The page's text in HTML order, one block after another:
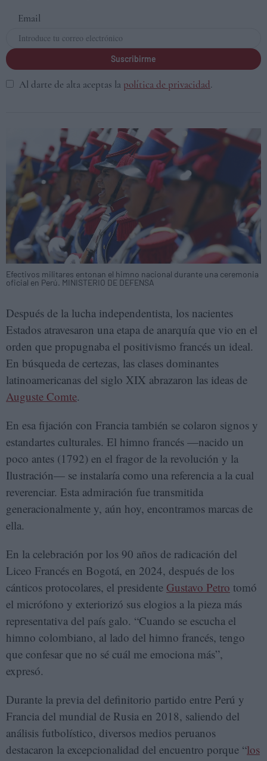
Email
Suscribirme
Al darte de alta aceptas la política de privacidad.
Efectivos militares entonan el himno nacional durante una ceremonia
oficial en Perú. MINISTERIO DE DEFENSA
Después de la lucha independentista, los nacientes
Estados atravesaron una etapa de anarquía que vio en el
orden que propugnaba el positivismo francés un ideal.
En búsqueda de certezas, las clases dominantes
latinoamericanas del siglo XIX abrazaron las ideas de
Auguste Comte.
En esa fijación con Francia también se colaron signos y
estandartes culturales. El himno francés —nacido un
poco antes (1792) en el fragor de la revolución y la
Ilustración— se instalaría como una referencia a la cual
reverenciar. Esta admiración fue transmitida
generacionalmente y, aún hoy, encontramos marcas de
ella.
En la celebración por los 90 años de radicación del
Liceo Francés en Bogotá, en 2024, después de los
cánticos protocolares, el presidente Gustavo Petro tomó
el micrófono y exteriorizó sus elogios a la pieza más
representativa del país galo. “Cuando se escucha el
himno colombiano, al lado del himno francés, tengo
que confesar que no sé cuál me emociona más”,
expresó.
Durante la previa del definitorio partido entre Perú y
Francia del mundial de Rusia en 2018, saliendo del
análisis futbolístico, diversos medios peruanos
destacaron la excepcionalidad del encuentro porque “los